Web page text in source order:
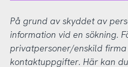
På grund av skyddet av
information vid en sökning.
privatpersoner/enskild firma
kontaktuppgifter. Här kan